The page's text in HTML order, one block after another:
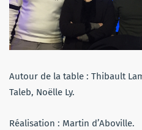
Autour de la table : Thibault
Taleb, Noëlle Ly.
Réalisation : Martin d’Aboville.